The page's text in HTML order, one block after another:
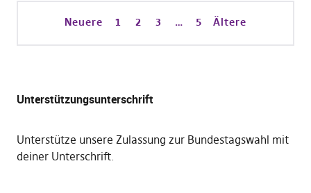
Neuere 1 2 3 … 5 Ältere
Unterstützungsunterschrift
Unterstütze unsere Zulassung zur Bundestagswahl mit
deiner Unterschrift.